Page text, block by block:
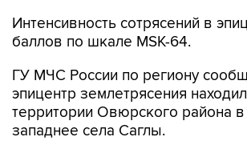
Интенсивность сотрясений в
баллов по шкале MSK-64.
ГУ МЧС России по региону
эпицентр землетрясения
территории Овюрского района
западнее села Саглы.